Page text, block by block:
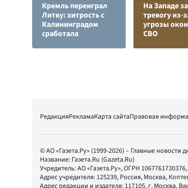
Кремль переиграл
Литву: хитрость с
Калининградом
сработала
На Западе
тревогу из-
угрозы
СВО
РедакцияРекламаКарта сайтаПравовая
© АО «Газета.Ру» (1999-2026) – Главные новости
Название: Газета.Ru (Gazeta.Ru)
Учредитель:АО «Газета.Ру», ОГРН
Адрес учредителя: 125239, Россия, Москва,
Адрес редакции и издателя: 117105, г. Москва,